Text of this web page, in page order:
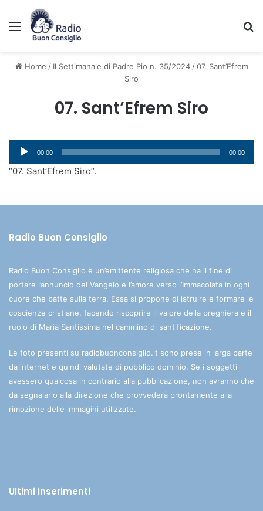
Menu
Home / Il Settimanale di Padre Pio n. 35/2024 / 07. Sant’Efrem
Siro
07. Sant’Efrem Siro
Audio
Player
00:00 00:00
“07. Sant’Efrem Siro”.
Radio Buon Consiglio
Radio Buon Consiglio è un’emittente religiosa che ha il fine di
portare l’annuncio del Vangelo e l’amore verso l’Immacolata in ogni
cuore che batte sulla terra. Essa si propone di istruire e formare le
coscienze cristiane, facendo riscoprire il valore della preghiera e il
ruolo di Maria Santissima nel cammino di santificazione.
Le foto presenti su radiobuonconsiglio.it sono prese in larga parte
da internet e quindi valutate di pubblico dominio. Se i soggetti
avessero qualcosa in contrario alla pubblicazione, non avranno che
da segnalarlo alla direzione che provvederà prontamente alla
rimozione delle immagini utilizzate.
Ultimi inserimenti